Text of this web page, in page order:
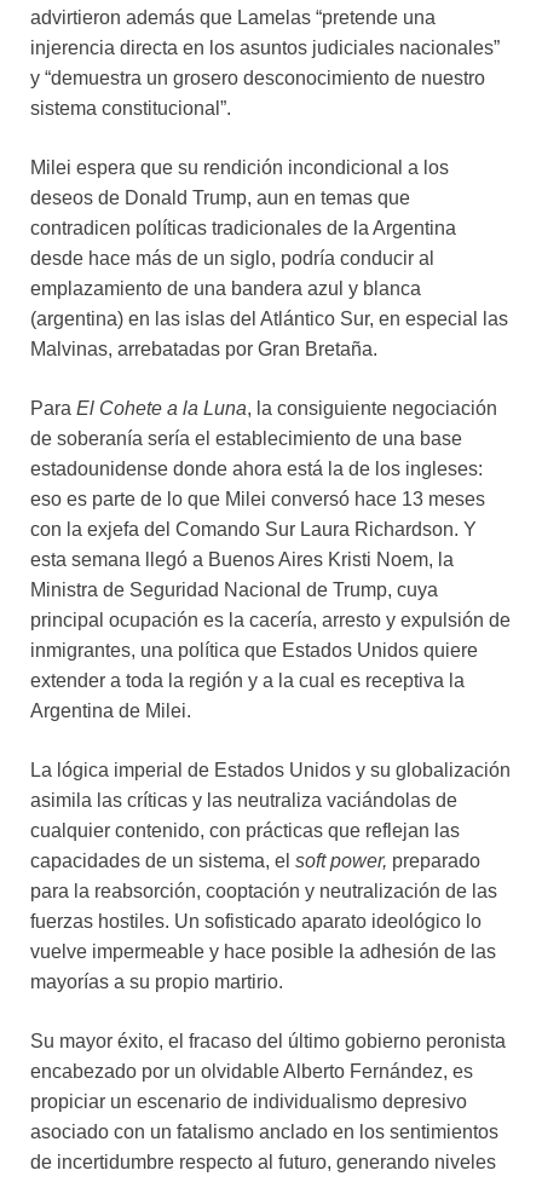
advirtieron además que Lamelas “pretende una
injerencia directa en los asuntos judiciales nacionales”
y “demuestra un grosero desconocimiento de nuestro
sistema constitucional”.
Milei espera que su rendición incondicional a los
deseos de Donald Trump, aun en temas que
contradicen políticas tradicionales de la Argentina
desde hace más de un siglo, podría conducir al
emplazamiento de una bandera azul y blanca
(argentina) en las islas del Atlántico Sur, en especial las
Malvinas, arrebatadas por Gran Bretaña.
Para El Cohete a la Luna, la consiguiente negociación
de soberanía sería el establecimiento de una base
estadounidense donde ahora está la de los ingleses:
eso es parte de lo que Milei conversó hace 13 meses
con la exjefa del Comando Sur Laura Richardson. Y
esta semana llegó a Buenos Aires Kristi Noem, la
Ministra de Seguridad Nacional de Trump, cuya
principal ocupación es la cacería, arresto y expulsión de
inmigrantes, una política que Estados Unidos quiere
extender a toda la región y a la cual es receptiva la
Argentina de Milei.
La lógica imperial de Estados Unidos y su globalización
asimila las críticas y las neutraliza vaciándolas de
cualquier contenido, con prácticas que reflejan las
capacidades de un sistema, el soft power, preparado
para la reabsorción, cooptación y neutralización de las
fuerzas hostiles. Un sofisticado aparato ideológico lo
vuelve impermeable y hace posible la adhesión de las
mayorías a su propio martirio.
Su mayor éxito, el fracaso del último gobierno peronista
encabezado por un olvidable Alberto Fernández, es
propiciar un escenario de individualismo depresivo
asociado con un fatalismo anclado en los sentimientos
de incertidumbre respecto al futuro, generando niveles